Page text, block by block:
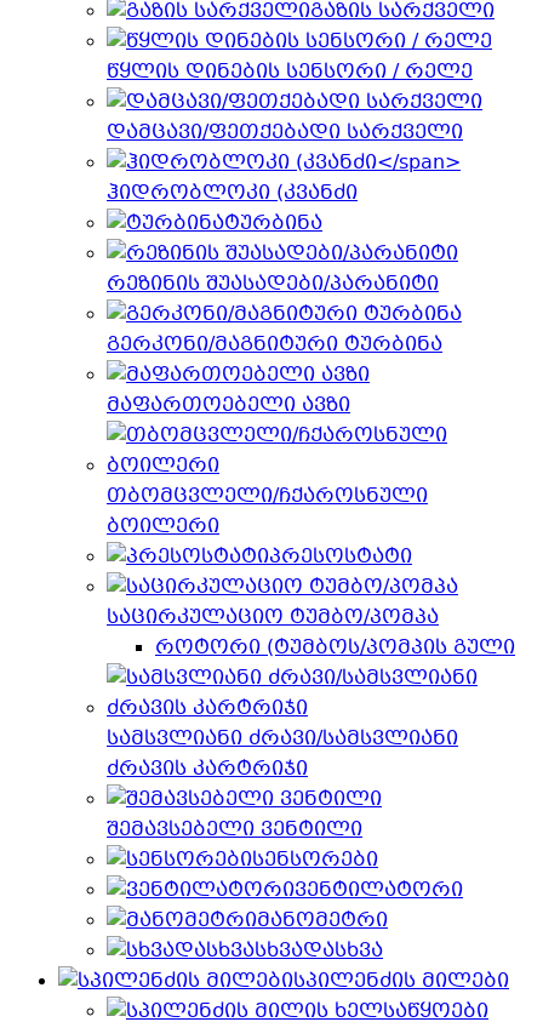
გაზის სარქველი
წყლის დინების სენსორი / რელე
დამცავი/ფეთქებადი სარქველი
ჰიდრობლოკი (კვანძი
ტურბინა
რეზინის შუასადები/პარანიტი
გერკონი/მაგნიტური ტურბინა
მაფართოებელი ავზი
თბომცვლელი/ჩქაროსნული
ბოილერი
პრესოსტატი
საცირკულაციო ტუმბო/პომპა
როტორი (ტუმბოს/პომპის გული
სამსვლიანი ძრავი/სამსვლიანი
ძრავის კარტრიჯი
შემავსებელი ვენტილი
სენსორები
ვენტილატორი
მანომეტრი
სხვადასხვა
სპილენძის მილები